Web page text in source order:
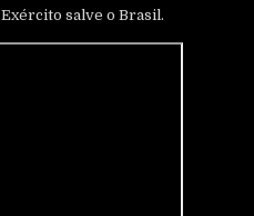
salve o Brasil.